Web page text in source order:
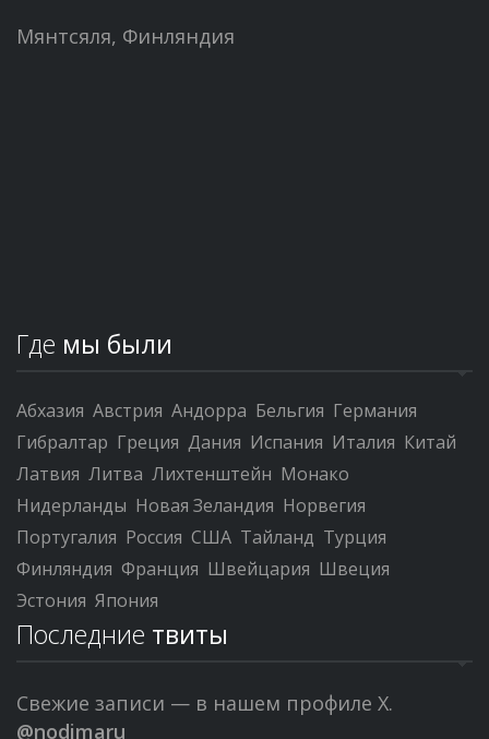
Мянтсяля, Финляндия
Где мы были
Абхазия Австрия Андорра Бельгия Германия
Гибралтар Греция Дания Испания Италия Китай
Латвия Литва Лихтенштейн Монако
Нидерланды Новая Зеландия Норвегия
Португалия Россия США Тайланд Турция
Финляндия Франция Швейцария Швеция
Эстония Япония
Последние твиты
Свежие записи — в нашем профиле X.
@nodimaru